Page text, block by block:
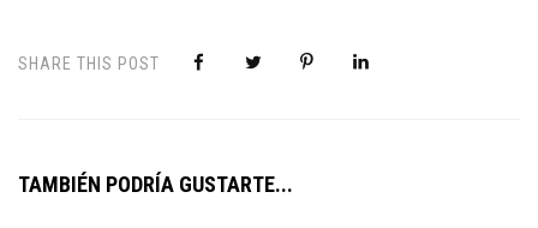
SHARE THIS POST
TAMBIÉN PODRÍA GUSTARTE...